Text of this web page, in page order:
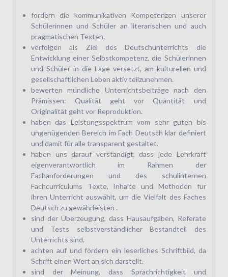
fördern die kommunikativen Kompetenzen unserer
Schülerinnen und Schüler an literarischen und auch
pragmatischen Texten.
verfolgen als Ziel des Deutschunterrichts die
Entwicklung einer Selbstkompetenz, die Schülerinnen
und Schüler in die Lage versetzt, am kulturellen und
gesellschaftlichen Leben aktiv teilzunehmen.
bewerten mündliche Unterrichtsbeiträge nach den
Prämissen: Qualität geht vor Quantität und
Originalität geht vor Reproduktion.
haben das Leistungsspektrum vom sehr guten bis
ungenügenden Bereich im Fach Deutsch klar definiert
und damit für alle transparent gestaltet.
haben uns darauf verständigt, dass jede Lehrkraft
eigenverantwortlich im Rahmen der
Fachanforderungen und des schulinternen
Fachcurriculums Texte, Inhalte und Methoden für
ihren Unterricht auswählt, um die Vielfalt des Faches
Deutsch zu gewährleisten .
sind der Überzeugung, dass Hausaufgaben, Referate
und Tests selbstverständlicher Bestandteil des
Unterrichts sind.
achten auf und fördern ein leserliches Schriftbild, da
Schrift einen Wert an sich darstellt.
sind der Meinung, dass Sprachrichtigkeit und